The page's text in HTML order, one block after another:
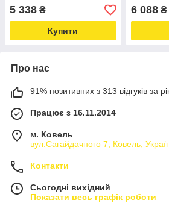
5 338 ₴
Купити
6 088₴
Про нас
91% позитивних з 313 відгуків за
Працює з 16.11.2014
м. Ковель
вул.Сагайдачного 7, Ковель,
Контакти
Сьогодні вихідний
Показати весь графік роботи